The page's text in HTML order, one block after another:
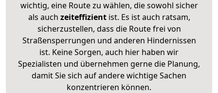
wichtig, eine Route zu wählen, die sowohl sicher
als auch zeiteffizientist. Es ist auch ratsam,
sicherzustellen, dass die Route frei von
Straßensperrungen und anderen Hindernissen
ist. Keine Sorgen, auch hier haben wir
Spezialisten und übernehmen gerne die Planung,
damit Sie sich auf andere wichtige Sachen
konzentrieren können.